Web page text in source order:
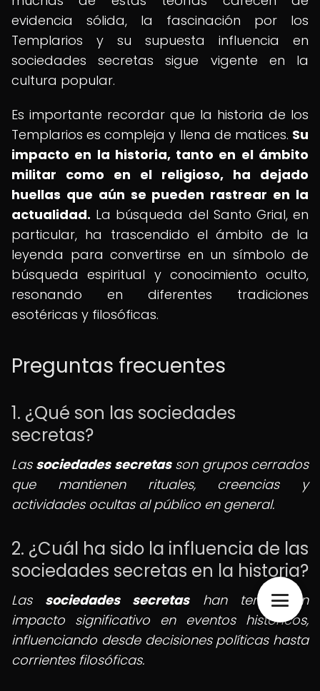
evidencia sólida, la fascinación por los
Templarios y su supuesta influencia en
sociedades secretas sigue vigente en la
cultura popular.
Es importante recordar que la historia de los
Templarios es compleja y llena de matices. Su
impacto en la historia, tanto en el ámbito
militar como en el religioso, ha dejado
huellas que aún se pueden rastrear en la
actualidad. La búsqueda del Santo Grial, en
particular, ha trascendido el ámbito de la
leyenda para convertirse en un símbolo de
búsqueda espiritual y conocimiento oculto,
resonando en diferentes tradiciones
esotéricas y filosóficas.
Preguntas frecuentes
1. ¿Qué son las sociedades
secretas?
Las sociedades secretasson grupos cerrados
que mantienen rituales, creencias y
actividades ocultas al público en general.
2. ¿Cuál ha sido la influencia de las
sociedades secretas en la historia?
Las sociedades secretashan tenido un
impacto significativo en eventos históricos,
influenciando desde decisiones políticas hasta
corrientes filosóficas.